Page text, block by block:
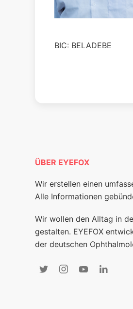
BIC: BELADEBE
ÜBER EYEFOX
Wir erstellen einen
Alle Informationen
Wir wollen den Alltag in
gestalten. EYEFOX
der deutschen